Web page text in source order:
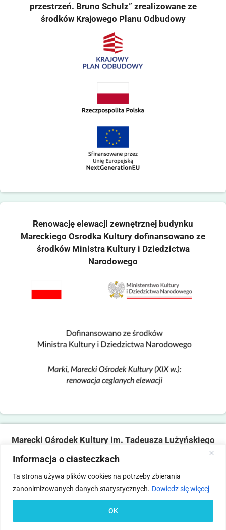
Informacja o ciasteczkach
Ta strona używa plików cookies na potrzeby zbierania
zanonimizowanych danych statystycznych. Dowiedz się więcej
OK
przestrzeń. Bruno Schulz” zrealizowane ze
środków Krajowego Planu Odbudowy
Renowację elewacji zewnętrznej budynku
Mareckiego Osrodka Kultury dofinansowano ze
środków Ministra Kultury i Dziedzictwa
Narodowego
Marecki Ośrodek Kultury im. Tadeusza Lużyńskiego
ul. Fabryczna 2, 05-270 Marki
tel. 22 781 14 06,mokmarki@mokmarki.pl
Statut
Pliki
Polityka
prywatności
Deklaracja
Standardy Ochrony